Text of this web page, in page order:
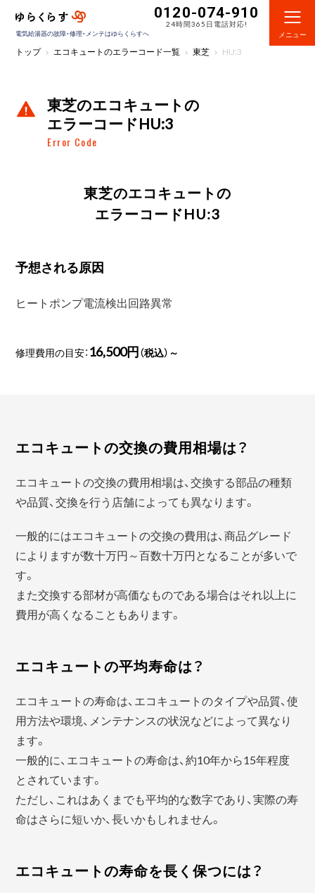
電気給湯器の故障・修理・メンテはゆらくらすへ
0120-074-910
24時間365日電話対応!
メニュー
トップ エコキュートのエラーコード一覧 東芝 HU:3
東芝のエコキュートの
エラーコードHU:3
Error Code
東芝のエコキュートの
エラーコードHU:3
予想される原因
ヒートポンプ電流検出回路異常
修理費用の目安： 16,500円（税込）～
エコキュートの交換の費用相場は？
エコキュートの交換の費用相場は、交換する部品の種類
や品質、交換を行う店舗によっても異なります。
一般的にはエコキュートの交換の費用は、商品グレード
によりますが数十万円～百数十万円となることが多いで
す。
また交換する部材が高価なものである場合はそれ以上に
費用が高くなることもあります。
エコキュートの平均寿命は？
エコキュートの寿命は、エコキュートのタイプや品質、使
用方法や環境、メンテナンスの状況などによって異なり
ます。
一般的に、エコキュートの寿命は、約10年から15年程度
とされています。
ただし、これはあくまでも平均的な数字であり、実際の寿
命はさらに短いか、長いかもしれません。
エコキュートの寿命を長く保つには？